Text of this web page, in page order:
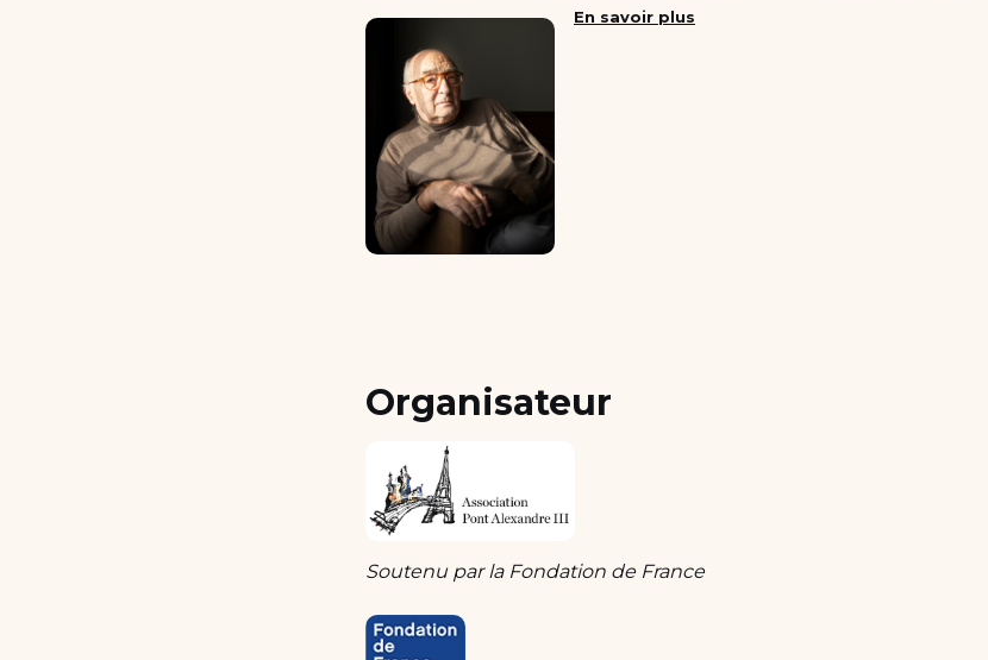
En savoir plus
Organisateur
Soutenu par la Fondation de France